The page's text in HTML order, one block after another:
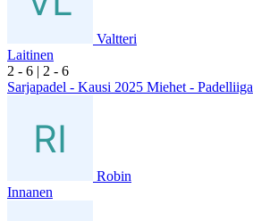
Valtteri
Laitinen
2 - 6 | 2 - 6
Sarjapadel - Kausi 2025 Miehet - Padelliiga
Robin
Innanen